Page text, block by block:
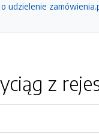
udzielenie
z